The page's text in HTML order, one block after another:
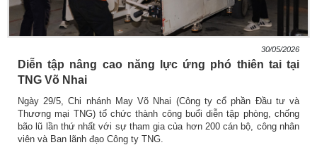
30/05/2026
Diễn tập nâng cao năng lực ứng phó thiên tai tại
TNG Võ Nhai
Ngày 29/5, Chi nhánh May Võ Nhai (Công ty cổ phần Đầu tư và
Thương mại TNG) tổ chức thành công buổi diễn tập phòng, chống
bão lũ lần thứ nhất với sự tham gia của hơn 200 cán bộ, công nhân
viên và Ban lãnh đạo Công ty TNG.